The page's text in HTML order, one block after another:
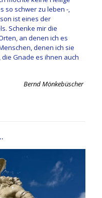
so schwer zu leben -,
ist eines der
Schenke mir die
an denen ich es
denen ich sie
Gnade es ihnen auch
Bernd Mönkebüscher